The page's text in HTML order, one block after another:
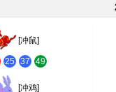
[冲鼠]
25 37 49
[冲鸡]